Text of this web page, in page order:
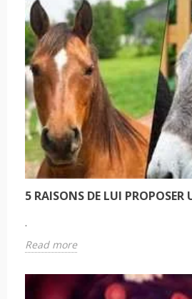
5 RAISONS DE LUI PROPOSER
.
Read more